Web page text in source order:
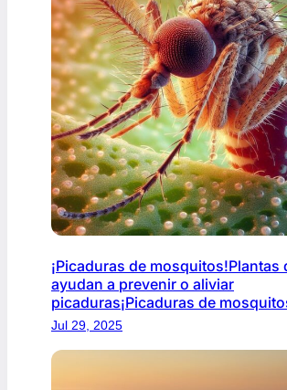
¡Picaduras de mosquitos!Plantas
ayudan a prevenir o aliviar
picaduras¡Picaduras de
Jul 29, 2025